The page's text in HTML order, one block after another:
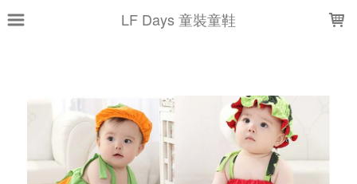
LF Days 童裝童鞋